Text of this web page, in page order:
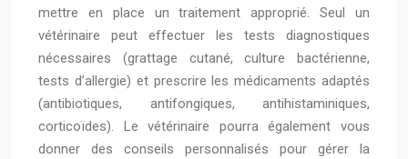
mettre en place un traitement approprié. Seul un
vétérinaire peut effectuer les tests diagnostiques
nécessaires (grattage cutané, culture bactérienne,
tests d’allergie) et prescrire les médicaments adaptés
(antibiotiques, antifongiques, antihistaminiques,
corticoïdes). Le vétérinaire pourra également vous
donner des conseils personnalisés pour gérer la